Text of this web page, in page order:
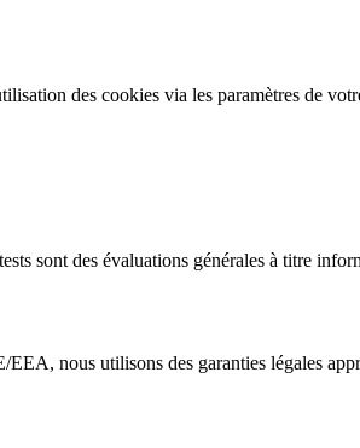
des cookies via les paramètres de
sont des évaluations générales à titre
nous utilisons des garanties légales